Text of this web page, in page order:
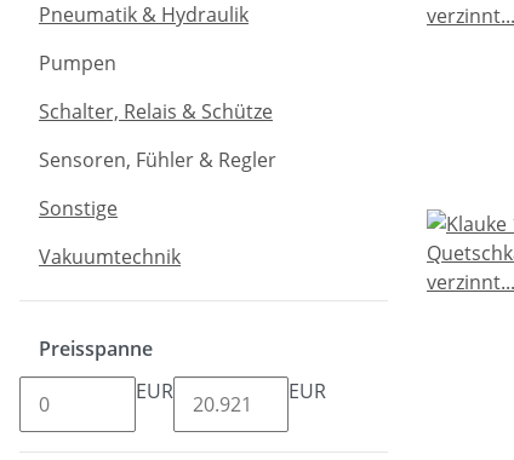
Pneumatik & Hydraulik
Pumpen
Schalter, Relais & Schütze
Sensoren, Fühler & Regler
Sonstige
Vakuumtechnik
Preisspanne
EUR
EUR